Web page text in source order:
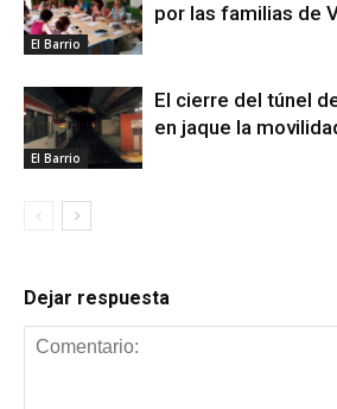
El Barrio
por las familias de
El Barrio
El cierre del túnel
en jaque la
Dejar respuesta